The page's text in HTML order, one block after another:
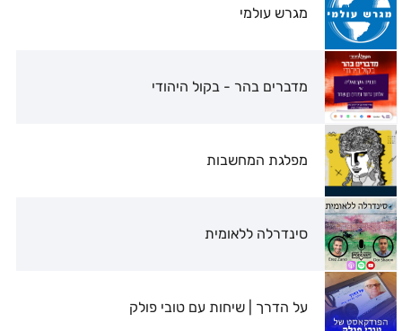
מגרש עולמי
מדברים בהר - בקול היהודי
מפלגת המחשבות
סינדרלה ללאומית
על הדרך | שיחות עם טובי פולק